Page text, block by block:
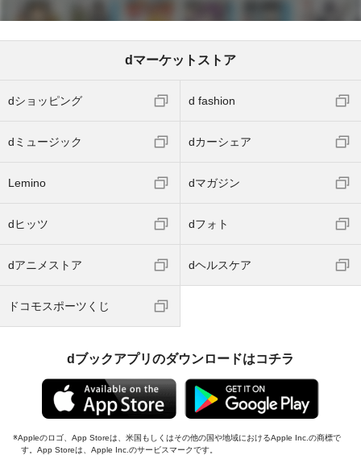
dマーケットストア
dショッピング d fashion
dミュージック dカーシェア
Lemino dマガジン
dヒッツ dフォト
dアニメストア dヘルスケア
ドコモスポーツくじ
dブックアプリのダウンロードはコチラ
Appleのロゴ、App Storeは、米国もしくはその他の国や地域におけるApple Inc.の商標で
す。App Storeは、Apple Inc.のサービスマークです。